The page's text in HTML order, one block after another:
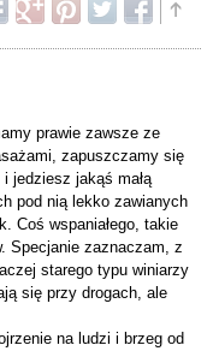
prawie zawsze ze
zapuszczamy się
jedziesz jakąś małą
pod nią lekko zawianych
Coś wspaniałego, takie
Specjanie zaznaczam, z
starego typu winiarzy
się przy drogach, ale
na ludzi i brzeg od